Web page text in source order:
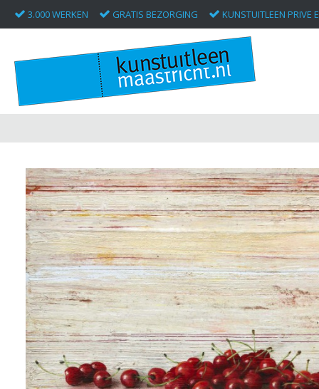
3.000 WERKEN GRATIS BEZORGING KUNSTUITLEEN PRIVE